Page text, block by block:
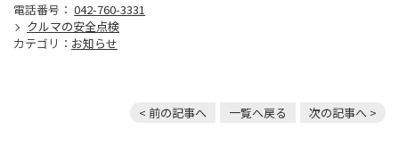
電話番号： 042-760-3331
クルマの安全点検
カテゴリ： お知らせ
< 前の記事へ 一覧へ戻る 次の記事へ >